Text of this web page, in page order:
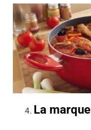
La marque